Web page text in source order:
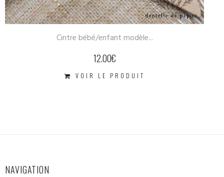
Cintre bébé/enfant modèle...
12.00€
VOIR LE PRODUIT
NAVIGATION